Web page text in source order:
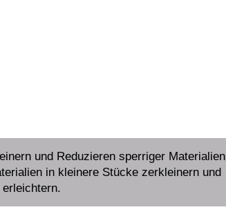
und Reduzieren sperriger Materialien
in kleinere Stücke zerkleinern und